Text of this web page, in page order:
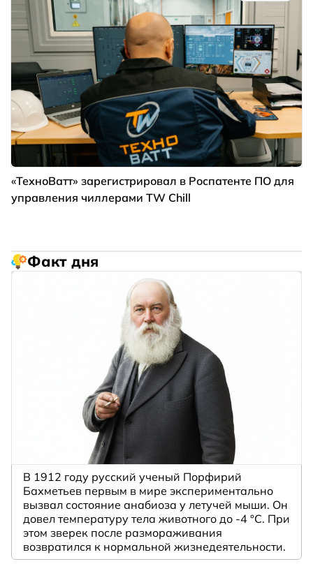
«ТехноВатт» зарегистрировал в Роспатенте ПО для
управления чиллерами TW Chill
Факт дня
В 1912 году русский ученый Порфирий
Бахметьев первым в мире экспериментально
вызвал состояние анабиоза у летучей мыши. Он
довел температуру тела животного до -4 °C. При
этом зверек после размораживания
возвратился к нормальной жизнедеятельности.